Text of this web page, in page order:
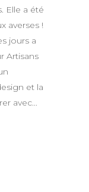
Elle a été
averses !
jours a
Artisans
et la
avec...